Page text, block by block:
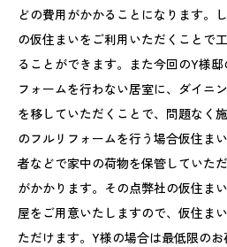
どの費用がかかることになります。
の仮住まいをご利用いただくことで
ることができます。また今回のY様
フォームを行わない居室に、ダイニ
を移していただくことで、問題なく
のフルリフォームを行う場合仮住ま
者などで家中の荷物を保管していた
がかかります。その点弊社の仮住ま
屋をご用意いたしますので、仮住ま
ただけます。Y様の場合は最低限の